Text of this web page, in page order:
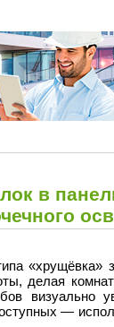
в
«хрущёвка»
делая
визуально
—